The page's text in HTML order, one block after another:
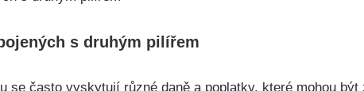
s druhým pilířem
se často vyskytují různé daně a poplatky, které mohou být